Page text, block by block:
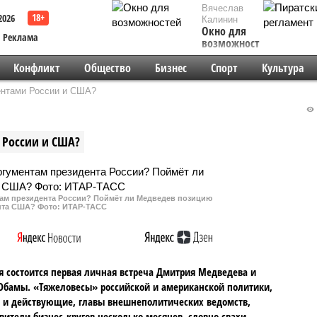
Реклама
Вячеслав
Калинин
Окно для
возможностей
Конфликт
Общество Бизнес Спорт Культура
России и США?
и США?
президента России? Поймёт ли Медведев позицию
США? Фото: ИТАР-ТАСС
состоится первая личная встреча Дмитрия Медведева и
«Тяжеловесы» российской и американской политики,
действующие, главы внешнеполитических ведомств,